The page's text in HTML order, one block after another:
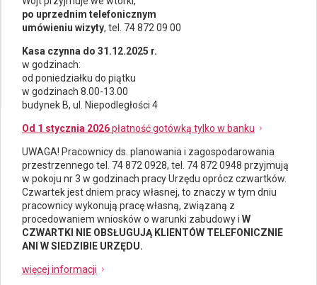
po uprzednim telefonicznym
umówieniu wizyty, tel. 74 872 09 00
Kasa czynna do 31.12.2025 r.
w godzinach:
od poniedziałku do piątku
w godzinach 8.00-13.00
budynek B, ul. Niepodległości 4
Od 1 stycznia 2026płatność gotówką tylko w banku
UWAGA! Pracownicy ds. planowania i zagospodarowania
przestrzennego tel. 74 872 0928, tel. 74 872 0948 przyjmują
w pokoju nr 3 w godzinach pracy Urzędu oprócz czwartków.
Czwartek jest dniem pracy własnej, to znaczy w tym dniu
pracownicy wykonują pracę własną, związaną z
procedowaniem wniosków o warunki zabudowy i W
CZWARTKI NIE OBSŁUGUJĄ KLIENTÓW TELEFONICZNIE
ANI W SIEDZIBIE URZĘDU.
więcej informacji